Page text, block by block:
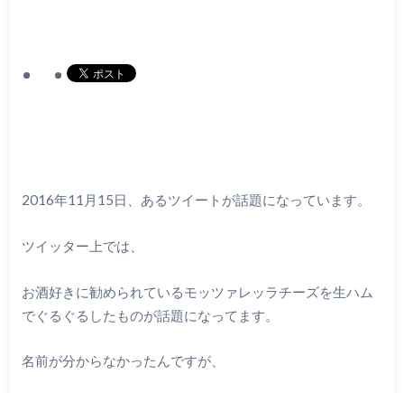
2016年11月15日、あるツイートが話題になっています。
ツイッター上では、
お酒好きに勧められているモッツァレッラチーズを生ハム
でぐるぐるしたものが話題になってます。
名前が分からなかったんですが、